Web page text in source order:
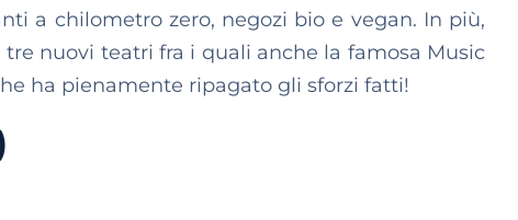
a chilometro zero, negozi bio e vegan. In più,
nuovi teatri fra i quali anche la famosa Music
ha pienamente ripagato gli sforzi fatti!